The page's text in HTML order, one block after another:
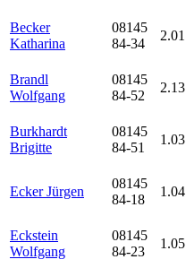
Becker
Katharina
08145
84-34
2.01
Brandl
Wolfgang
08145
84-52
2.13
Burkhardt
Brigitte
08145
84-51
1.03
Ecker Jürgen
08145
84-18
1.04
Eckstein
Wolfgang
08145
84-23
1.05